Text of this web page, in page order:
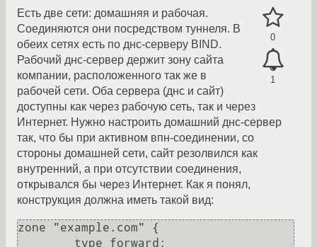
0
1
Есть две сети: домашняя и рабочая.
Соединяются они посредством туннеля. В
обеих сетях есть по днс-серверу BIND.
Рабочий днс-сервер держит зону сайта
компании, расположенного так же в
рабочей сети. Оба сервера (днс и сайт)
доступны как через рабочую сеть, так и через
Интернет. Нужно настроить домашний днс-сервер
так, что бы при активном впн-соединении, со
стороны домашней сети, сайт резолвился как
внутренний, а при отсутствии соединения,
открывался бы через Интернет. Как я понял,
конструкция должна иметь такой вид:
zone "example.com" {